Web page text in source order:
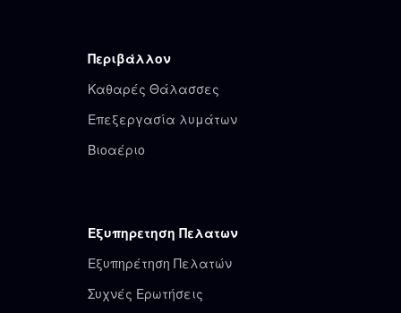
Περιβάλλον
Καθαρές Θάλασσες
Επεξεργασία λυμάτων
Βιοαέριο
Εξυπηρετηση Πελατων
Εξυπηρέτηση Πελατών
Συχνές Ερωτήσεις